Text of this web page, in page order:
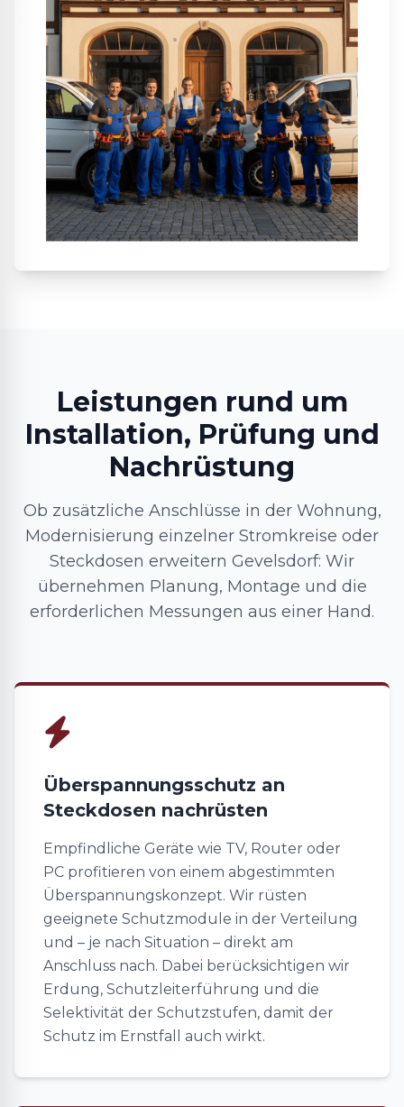
Leistungen rund um
Installation, Prüfung und
Nachrüstung
Ob zusätzliche Anschlüsse in der Wohnung,
Modernisierung einzelner Stromkreise oder
Steckdosen erweitern Gevelsdorf: Wir
übernehmen Planung, Montage und die
erforderlichen Messungen aus einer Hand.
Überspannungsschutz an
Steckdosen nachrüsten
Empfindliche Geräte wie TV, Router oder
PC profitieren von einem abgestimmten
Überspannungskonzept. Wir rüsten
geeignete Schutzmodule in der Verteilung
und – je nach Situation – direkt am
Anschluss nach. Dabei berücksichtigen wir
Erdung, Schutzleiterführung und die
Selektivität der Schutzstufen, damit der
Schutz im Ernstfall auch wirkt.